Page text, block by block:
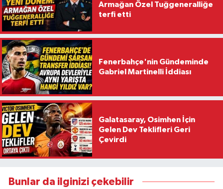
Armağan Özel Tuğgeneralliğe
terfi etti
Fenerbahçe'nin Gündeminde
Gabriel Martinelli İddiası
Galatasaray, Osimhen İçin
Gelen Dev Teklifleri Geri
Çevirdi
Bunlar da ilginizi çekebilir